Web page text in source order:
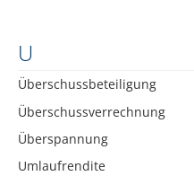
U
Überschussbeteiligung
Überschussverrechnung
Überspannung
Umlaufrendite